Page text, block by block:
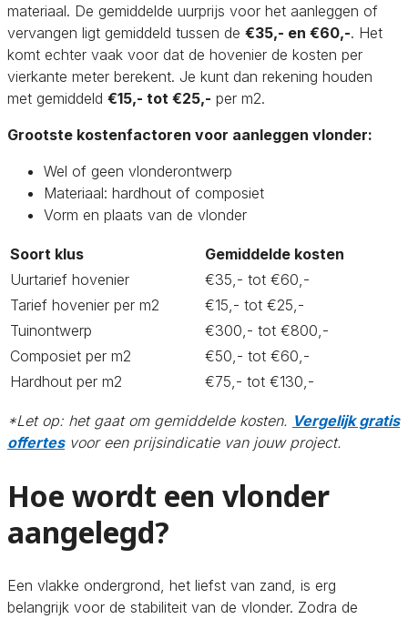
materiaal. De gemiddelde uurprijs voor het aanleggen of
vervangen ligt gemiddeld tussen de €35,- en €60,-. Het
komt echter vaak voor dat de hovenier de kosten per
vierkante meter berekent. Je kunt dan rekening houden
met gemiddeld €15,- tot €25,- per m2.
Grootste kostenfactoren voor aanleggen vlonder:
Wel of geen vlonderontwerp
Materiaal: hardhout of composiet
Vorm en plaats van de vlonder
Soort klus
Gemiddelde kosten
Uurtarief hovenier
€35,- tot €60,-
Tarief hovenier per m2
€15,- tot €25,-
Tuinontwerp
€300,- tot €800,-
Composiet per m2
€50,- tot €60,-
Hardhout per m2
€75,- tot €130,-
*Let op: het gaat om gemiddelde kosten. Vergelijk gratis
offertesvoor een prijsindicatie van jouw project.
Hoe wordt een vlonder
aangelegd?
Een vlakke ondergrond, het liefst van zand, is erg
belangrijk voor de stabiliteit van de vlonder. Zodra de